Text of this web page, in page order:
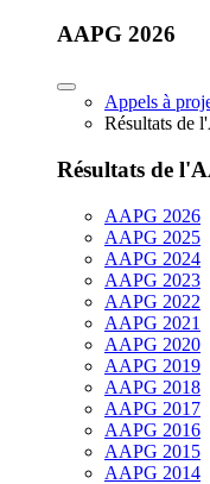
AAPG 2026
Appels à
Résultats de
Résultats de
AAPG 2026
AAPG 2025
AAPG 2024
AAPG 2023
AAPG 2022
AAPG 2021
AAPG 2020
AAPG 2019
AAPG 2018
AAPG 2017
AAPG 2016
AAPG 2015
AAPG 2014